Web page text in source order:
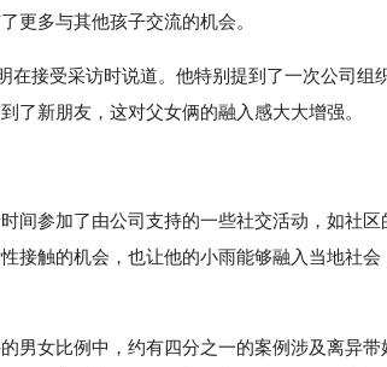
更多与其他孩子交流的机会。
在接受采访时说道。他特别提到了一次公司组
了新朋友，这对父女俩的融入感大大增强。
间参加了由公司支持的一些社交活动，如社区
接触的机会，也让他的小雨能够融入当地社会
男女比例中，约有四分之一的案例涉及离异带